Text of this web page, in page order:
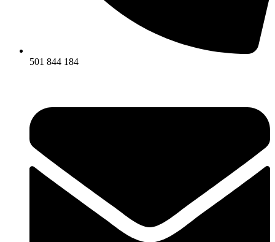
501 844 184